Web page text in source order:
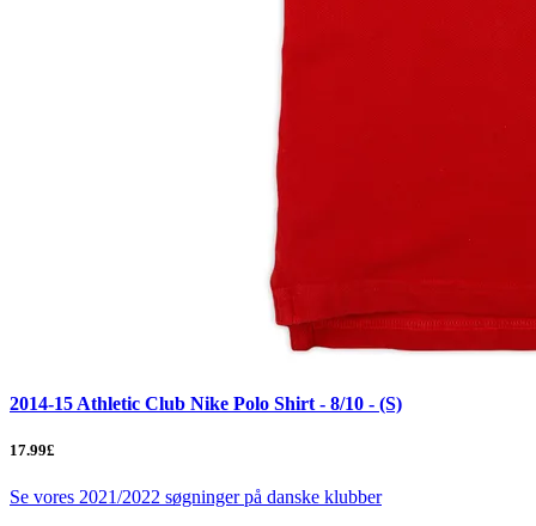
2014-15 Athletic Club Nike Polo Shirt - 8/10 - (S)
17.99£
Se vores 2021/2022 søgninger på danske klubber